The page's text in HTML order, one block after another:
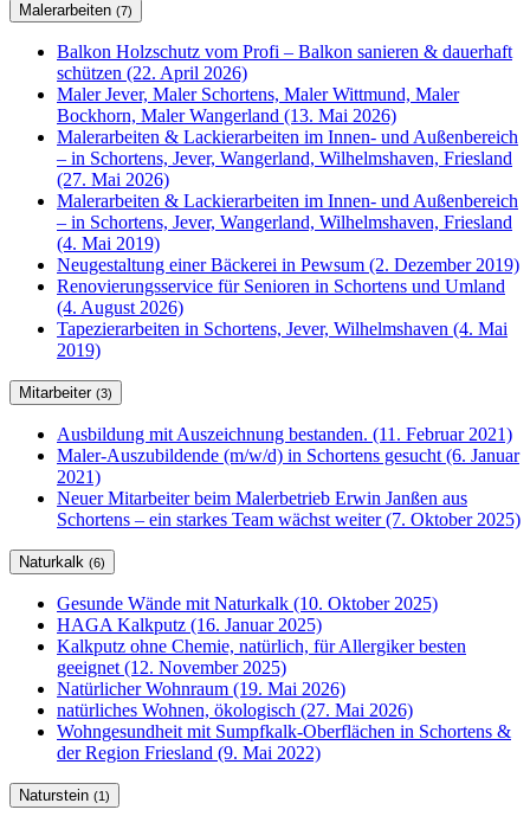
Malerarbeiten (7)
Balkon Holzschutz vom Profi – Balkon sanieren & dauerhaft
schützen (22. April 2026)
Maler Jever, Maler Schortens, Maler Wittmund, Maler
Bockhorn, Maler Wangerland (13. Mai 2026)
Malerarbeiten & Lackierarbeiten im Innen- und Außenbereich
– in Schortens, Jever, Wangerland, Wilhelmshaven, Friesland
(27. Mai 2026)
Malerarbeiten & Lackierarbeiten im Innen- und Außenbereich
– in Schortens, Jever, Wangerland, Wilhelmshaven, Friesland
(4. Mai 2019)
Neugestaltung einer Bäckerei in Pewsum (2. Dezember 2019)
Renovierungsservice für Senioren in Schortens und Umland
(4. August 2026)
Tapezierarbeiten in Schortens, Jever, Wilhelmshaven (4. Mai
2019)
Mitarbeiter (3)
Ausbildung mit Auszeichnung bestanden. (11. Februar 2021)
Maler-Auszubildende (m/w/d) in Schortens gesucht (6. Januar
2021)
Neuer Mitarbeiter beim Malerbetrieb Erwin Janßen aus
Schortens – ein starkes Team wächst weiter (7. Oktober 2025)
Naturkalk (6)
Gesunde Wände mit Naturkalk (10. Oktober 2025)
HAGA Kalkputz (16. Januar 2025)
Kalkputz ohne Chemie, natürlich, für Allergiker besten
geeignet (12. November 2025)
Natürlicher Wohnraum (19. Mai 2026)
natürliches Wohnen, ökologisch (27. Mai 2026)
Wohngesundheit mit Sumpfkalk-Oberflächen in Schortens &
der Region Friesland (9. Mai 2022)
Naturstein (1)